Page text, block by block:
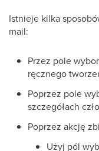
Istnieje kilka
mail:
Przez pole
ręcznego
Poprzez pole
szczegółach
Poprzez akcję
Użyj pól